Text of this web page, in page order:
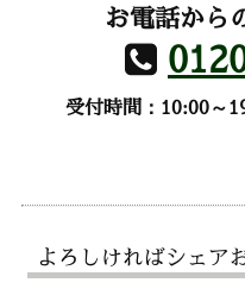
お電話から
受付時間：10:00～
よろしければシェア